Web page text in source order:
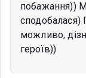
побажання))
сподобалася)
можливо,
героїв))